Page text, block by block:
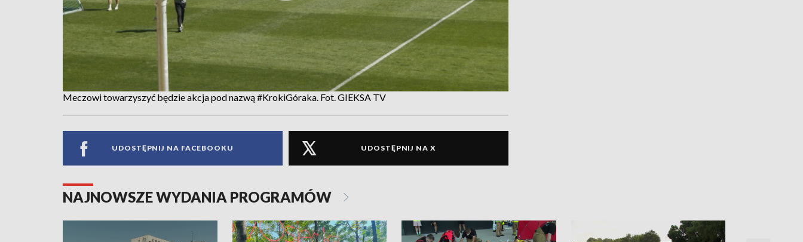
Meczowi towarzyszyć będzie akcja pod nazwą #KrokiGóraka. Fot. GIEKSA TV
UDOSTĘPNIJ NA FACEBOOKU UDOSTĘPNIJ NA X
NAJNOWSZE WYDANIA PROGRAMÓW